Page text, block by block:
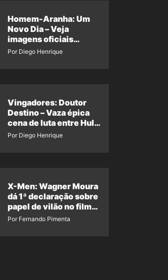
Homem-Aranha: Um
Novo Dia – Veja
imagens oficiais
descartadas do Hulk
Por Diego Henrique
Vingadores: Doutor
Destino – Vaza épica
cena de luta entre Hulk
e o Coisa
Por Diego Henrique
X-Men: Wagner Moura
dá 1ª declaração sobre
papel de vilão no filme
da Marvel
Por Fernando Pimenta